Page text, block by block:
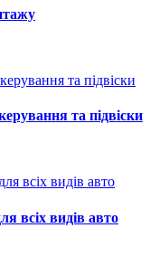
та підвіски
всіх видів авто